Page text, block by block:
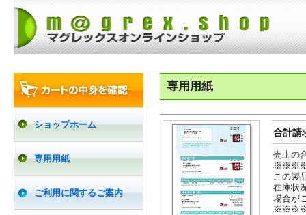
ショップホーム
専用用紙
ご利用に関するご案内
専用用紙
合計請
売上の
この製
在庫状
場合が